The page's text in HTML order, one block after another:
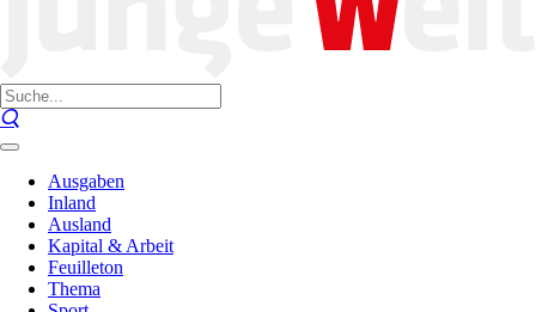
Ausgaben
Inland
Ausland
Kapital & Arbeit
Feuilleton
Thema